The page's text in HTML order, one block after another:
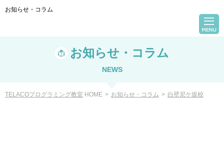
お知らせ・コラム
お知らせ・コラム
NEWS
TELACOプログラミング教室 HOME > お知らせ・コラム > 白壁尼ケ坂校